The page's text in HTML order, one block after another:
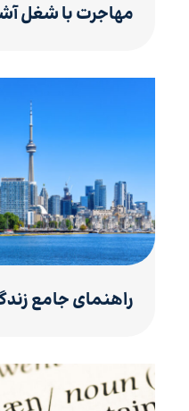
مهاجرت با شغل
راهنمای جامع زندگی